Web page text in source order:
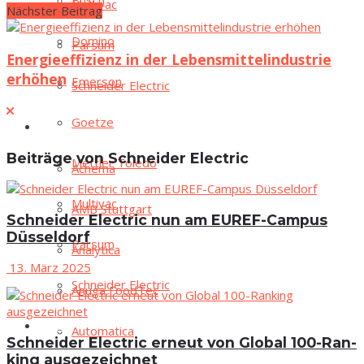
Mul­ti­vac
Par­sum
Schnei­der Electric
Mes­sen
Ache­ma
AMB Stutt­gart
Ana­ly­ti­ca
Anu­ga FoodTec
Auto­ma­ti­ca
Domi­no
Emer­son
Goe­t­ze
Mett­ler Toledo
Mul­ti­vac
Par­sum
Schnei­der Electric
Nächster Beitrag
Energieeffizienz in der Lebensmittelindustrie
erhöhen
Beiträge von Schneider Electric
Schnei­der Electric nun am EUREF-Cam­pus
Düsseldorf
13. März 2025
Schnei­der Electric erneut von Glo­bal 100-Ran­
king ausgezeichnet